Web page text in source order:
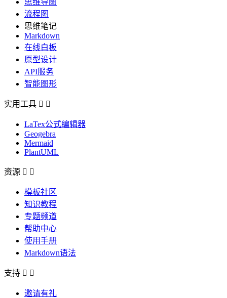
流程图
思维笔记
Markdown
在线白板
原型设计
API服务
智能图形
实用工具  
LaTex公式编辑器
Geogebra
Mermaid
PlantUML
资源  
模板社区
知识教程
专题频道
帮助中心
使用手册
Markdown语法
支持  
邀请有礼